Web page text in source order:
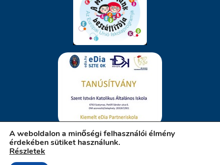
A weboldalon a minőségi felhasználói élmény
érdekében sütiket használunk.
Részletek